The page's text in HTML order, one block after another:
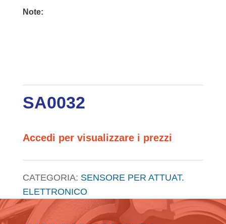
Note:
SA0032
Accedi per visualizzare i prezzi
CATEGORIA: SENSORE PER ATTUAT.
ELETTRONICO